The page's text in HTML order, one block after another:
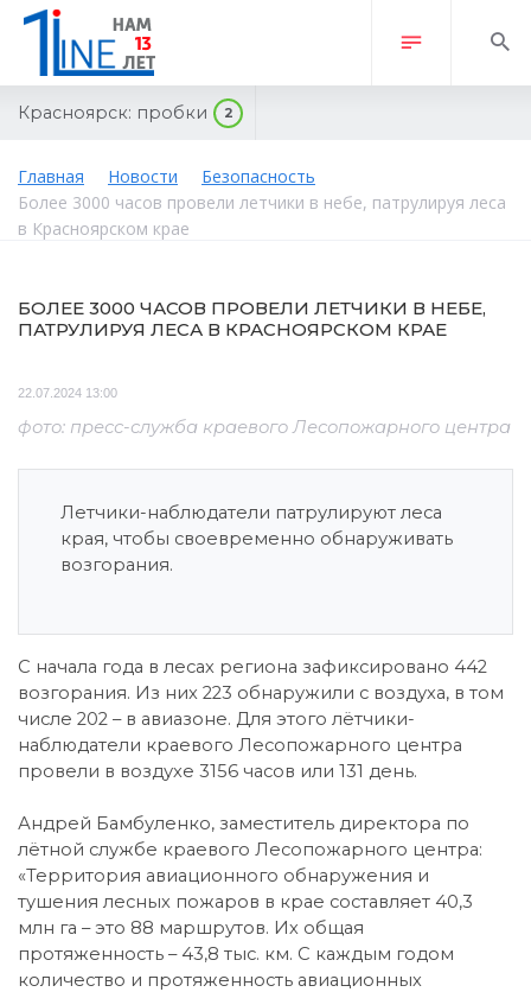
Красноярск: пробки 2
Главная Новости
Безопасность
Более 3000 часов провели летчики в небе, патрулируя леса
в Красноярском крае
БОЛЕЕ 3000 ЧАСОВ ПРОВЕЛИ ЛЕТЧИКИ В НЕБЕ,
ПАТРУЛИРУЯ ЛЕСА В КРАСНОЯРСКОМ КРАЕ
22.07.2024 13:00
фото: пресс-служба краевого Лесопожарного центра
Летчики-наблюдатели патрулируют леса
края, чтобы своевременно обнаруживать
возгорания.
С начала года в лесах региона зафиксировано 442
возгорания. Из них 223 обнаружили с воздуха, в том
числе 202 – в авиазоне. Для этого лётчики-
наблюдатели краевого Лесопожарного центра
провели в воздухе 3156 часов или 131 день.
Андрей Бамбуленко, заместитель директора по
лётной службе краевого Лесопожарного центра:
«Территория авиационного обнаружения и
тушения лесных пожаров в крае составляет 40,3
млн га – это 88 маршрутов. Их общая
протяженность – 43,8 тыс. км. С каждым годом
количество и протяженность авиационных